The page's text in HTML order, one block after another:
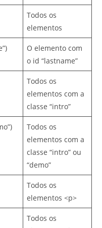
Todos os
elementos
O elemento com
o id “lastname”
Todos os
elementos com a
classe “intro”
Todos os
elementos com a
classe “intro” ou
“demo”
Todos os
elementos <p>
Todos os